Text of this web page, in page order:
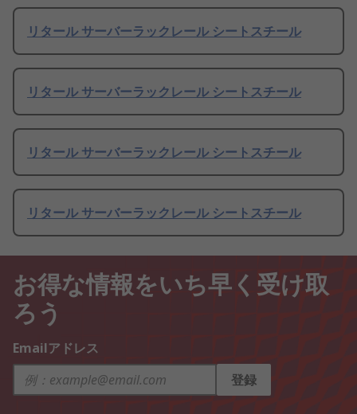
リタール サーバーラックレール シートスチール
リタール サーバーラックレール シートスチール
リタール サーバーラックレール シートスチール
リタール サーバーラックレール シートスチール
お得な情報をいち早く受け取
ろう
Emailアドレス
登録